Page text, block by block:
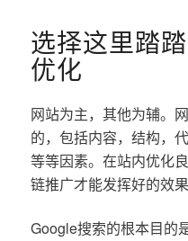
选择这里踏
优化
网站为主，其他为辅。
的，包括内容，结构，
等等因素。在站内优化
链推广才能发挥好的效果
Google搜索的根本目的